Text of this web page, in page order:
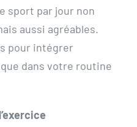
sport par jour non
aussi agréables.
pour intégrer
dans votre routine